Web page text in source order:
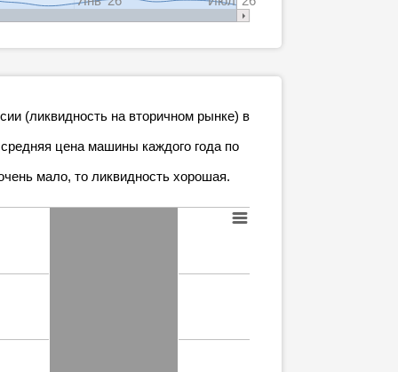
(ликвидность на вторичном рынке) в
цена машины каждого года по
мало, то ликвидность хорошая.